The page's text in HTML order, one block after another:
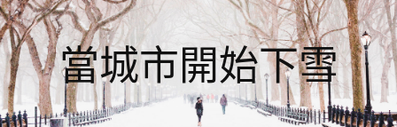
當城市開始下雪